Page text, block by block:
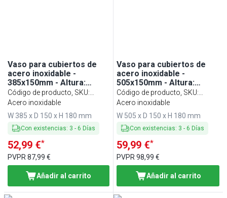
Vaso para cubiertos de
acero inoxidable -
385x150mm - Altura:
180mm - Acero inoxidable
- para 3 cestillos - incl. 3
inoxidable - Modelo de
sobremesa
Código de producto, SKU:
BEBH13
Acero inoxidable
W 385 x D 150 x H 180 mm
Con existencias: 3 - 6 Días
52,99 €*
PVPR 87,99 €
Añadir al carrito
Vaso para cubiertos de
acero inoxidable -
505x150mm - Altura:
180mm - Acero inoxidable
- para 4 cestillos - incl. 4
inoxidable - Modelo de
sobremesa
Código de producto, SKU:
BEBH14
Acero inoxidable
W 505 x D 150 x H 180 mm
Con existencias: 3 - 6 Días
59,99 €*
PVPR98,99 €
Añadir al carrito